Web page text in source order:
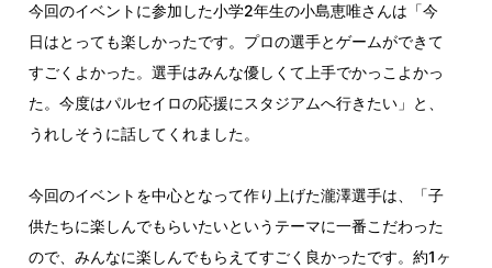
今回のイベントに参加した小学2年生の小島恵唯さんは「今
日はとっても楽しかったです。プロの選手とゲームができて
すごくよかった。選手はみんな優しくて上手でかっこよかっ
た。今度はパルセイロの応援にスタジアムへ行きたい」と、
うれしそうに話してくれました。
今回のイベントを中心となって作り上げた瀧澤選手は、「子
供たちに楽しんでもらいたいというテーマに一番こだわった
ので、みんなに楽しんでもらえてすごく良かったです。約1ヶ